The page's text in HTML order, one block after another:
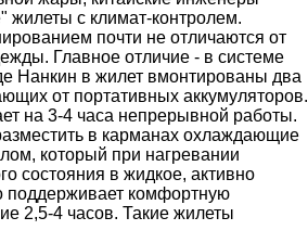
жилеты с климат-контролем.
почти не отличаются от
Главное отличие - в системе
Нанкин в жилет вмонтированы два
от портативных аккумуляторов.
на 3-4 часа непрерывной работы.
в карманах охлаждающие
который при нагревании
состояния в жидкое, активно
поддерживает комфортную
2,5-4 часов. Такие жилеты